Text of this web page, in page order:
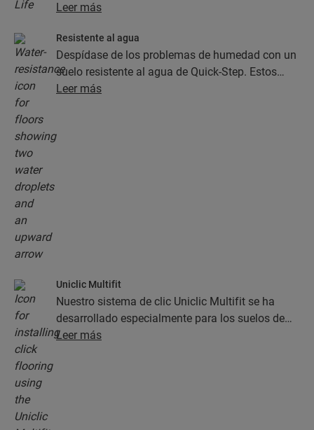
de comida y otros tipos de suciedad se
madera. Esto ayuda a que el suelo parezca
nuevo.
Leer más
Resistente al agua
Despídase de los problemas de humedad con un
suelo resistente al agua de Quick-Step. Estos
suelos, además de contar con un aspecto
limpieza en gran medida!
Leer más
Uniclic Multifit
Nuestro sistema de clic Uniclic Multifit se ha
desarrollado especialmente para los suelos de
Quick-Step. Gracias a él, la instalación es rápida
Leer más